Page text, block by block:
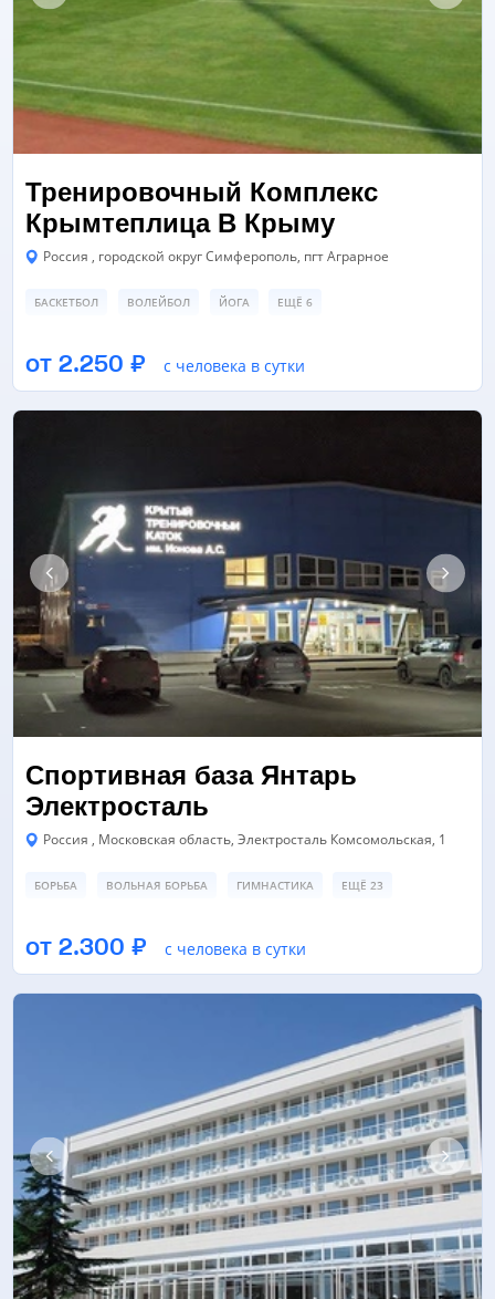
Тренировочный Комплекс
Крымтеплица В Крыму
Россия , городской округ Симферополь, пгт Аграрное
БАСКЕТБОЛ ВОЛЕЙБОЛ ЙОГА ЕЩЁ 6
ПОЛЕ ДЛЯ МИНИ-ФУТБОЛА
ЕЩЁ 2
от 2.250 ₽ с человека в сутки
Спортивная база Янтарь
Электросталь
Россия , Московская область, Электросталь Комсомольская, 1
БОРЬБА ВОЛЬНАЯ БОРЬБА ГИМНАСТИКА ЕЩЁ 23
ТРЕНАЖЕРНЫЙ ЗАЛ
ЕЩЁ 13
от 2.300 ₽ с человека в сутки